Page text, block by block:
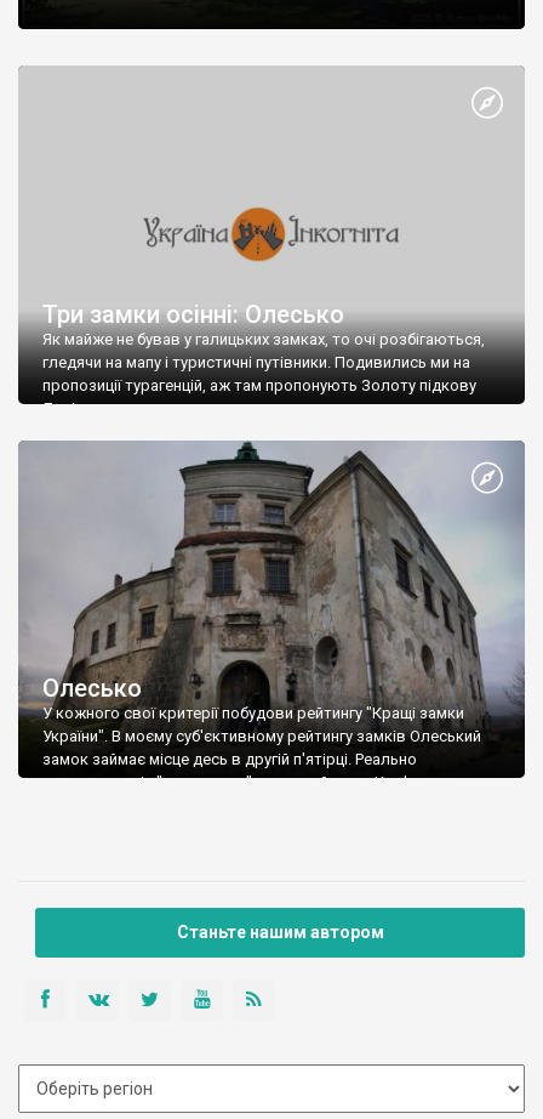
Три замки осінні: Олесько
Як майже не бував у галицьких замках, то очі розбігаються,
гледячи на мапу і туристичні путівники. Подивились ми на
пропозиції турагенцій, аж там пропонують Золоту підкову
Львівщини.
Та от біда: місць у туристичних автобусах на найближчі дні не
виявилося і ми поїхали своїм ходом.
Від автостанції №2, що на тому кінці вулиці Богдана
Хмельницького, ходять маршрутки до Олеська. Саме так ми і
Олесько
У кожного свої критерії побудови рейтингу "Кращі замки
України". В моєму суб'єктивному рейтингу замків Олеський
замок займає місце десь в другій п'ятірці. Реально
конкурувати із "монстрами" цього рейтингу: Кам'янцем,
Станьте нашим автором